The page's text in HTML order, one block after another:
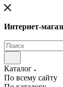
Интернет-
Каталог
По всему сайту